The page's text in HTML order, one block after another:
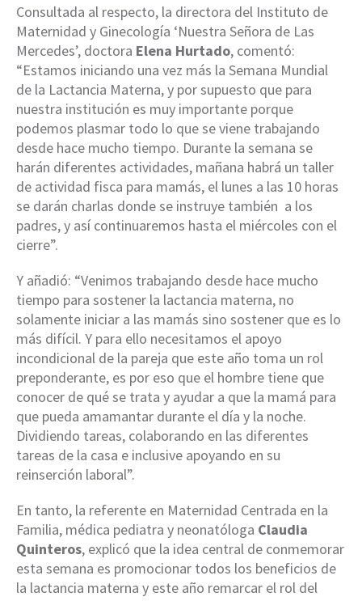
Consultada al respecto, la directora del Instituto de
Maternidad y Ginecología ‘Nuestra Señora de Las
Mercedes’, doctora Elena Hurtado, comentó:
“Estamos iniciando una vez más la Semana Mundial
de la Lactancia Materna, y por supuesto que para
nuestra institución es muy importante porque
podemos plasmar todo lo que se viene trabajando
desde hace mucho tiempo. Durante la semana se
harán diferentes actividades, mañana habrá un taller
de actividad fisca para mamás, el lunes a las 10 horas
se darán charlas donde se instruye también a los
padres, y así continuaremos hasta el miércoles con el
cierre”.
Y añadió: “Venimos trabajando desde hace mucho
tiempo para sostener la lactancia materna, no
solamente iniciar a las mamás sino sostener que es lo
más difícil. Y para ello necesitamos el apoyo
incondicional de la pareja que este año toma un rol
preponderante, es por eso que el hombre tiene que
conocer de qué se trata y ayudar a que la mamá para
que pueda amamantar durante el día y la noche.
Dividiendo tareas, colaborando en las diferentes
tareas de la casa e inclusive apoyando en su
reinserción laboral”.
En tanto, la referente en Maternidad Centrada en la
Familia, médica pediatra y neonatóloga Claudia
Quinteros, explicó que la idea central de conmemorar
esta semana es promocionar todos los beneficios de
la lactancia materna y este año remarcar el rol del